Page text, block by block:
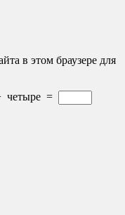
в этом браузере для
четыре =